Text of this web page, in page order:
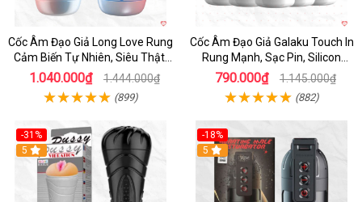
Cốc Âm Đạo Giả Long Love Rung
Cảm Biến Tự Nhiên, Siêu Thật,
Sướng
1.040.000₫ 1.444.000₫
(899)
Cốc Âm Đạo Giả Galaku Touch In
Rung Mạnh, Sạc Pin, Silicon
Mềm
790.000₫ 1.145.000₫
(882)
-31%
5
-18%
5